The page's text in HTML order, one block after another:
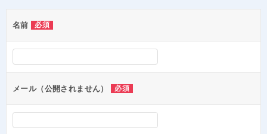
ー
シ
ョ
ン
名前 必須
メール（公開されません） 必須